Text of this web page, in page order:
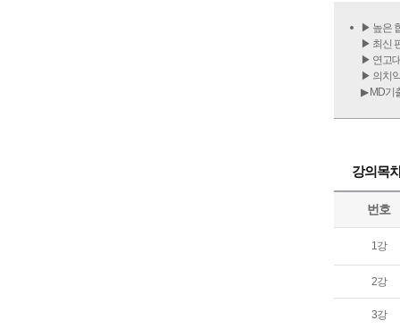
▶ 높은
▶ 최신
▶ 연고
▶ 의치
▶ MD기
강의목
번호
1강
2강
3강